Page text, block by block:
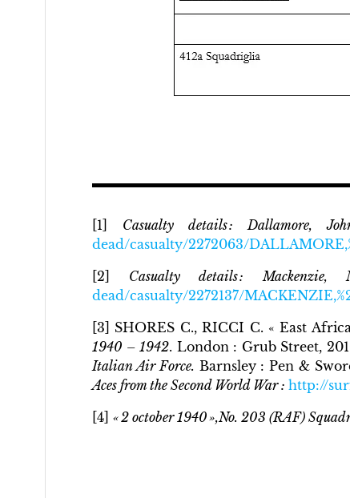
[1] Casualty details : Dallamore,
dead/casualty/2272063/
[2] Casualty details : Mackenzie,
dead/casualty/2272137/
[3] SHORES C., RICCI C. « East
1940 – 1942. London : Grub Street,
Italian Air Force. Barnsley : Pen &
Aces from the Second World War : http://
[4] « 2 october 1940 »,No. 203 (RAF)